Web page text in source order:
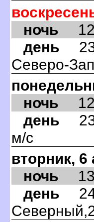
ночь
день
Северо-
ночь
день
м/с
вторник, 6
ночь
день